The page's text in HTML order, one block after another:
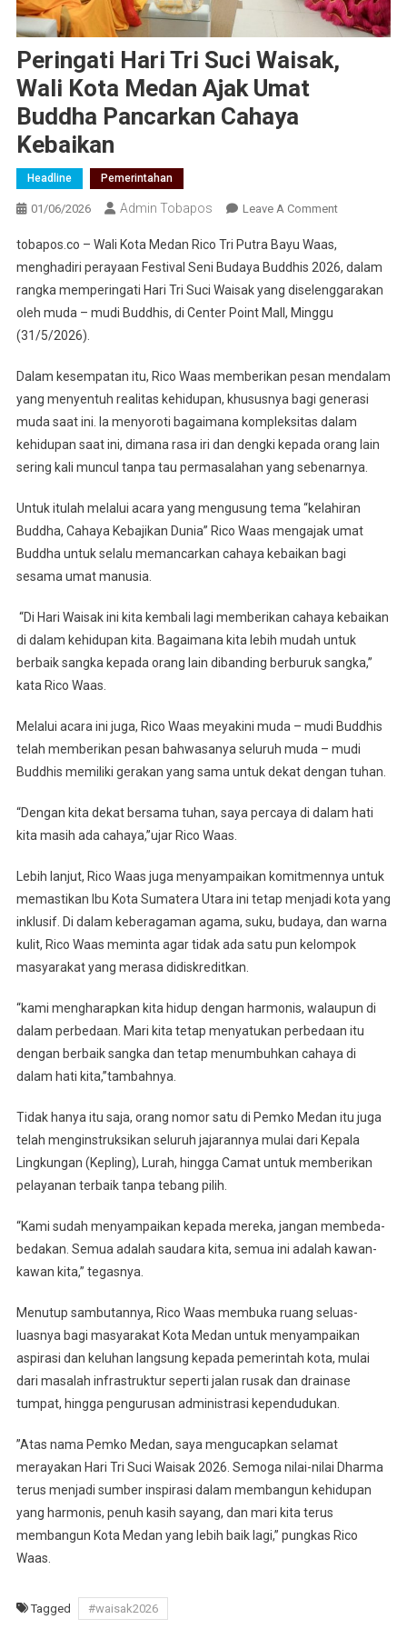
Peringati Hari Tri Suci Waisak,
Wali Kota Medan Ajak Umat
Buddha Pancarkan Cahaya
Kebaikan
Headline Pemerintahan
01/06/2026 Admin Tobapos Leave A CommentOn
Suci
Waisak,
Buddha
Pancarkan
Cahaya
Kebaikan
tobapos.co – Wali Kota Medan Rico Tri Putra Bayu Waas,
menghadiri perayaan Festival Seni Budaya Buddhis 2026, dalam
rangka memperingati Hari Tri Suci Waisak yang diselenggarakan
oleh muda – mudi Buddhis, di Center Point Mall, Minggu
(31/5/2026).
Dalam kesempatan itu, Rico Waas memberikan pesan mendalam
yang menyentuh realitas kehidupan, khususnya bagi generasi
muda saat ini. Ia menyoroti bagaimana kompleksitas dalam
kehidupan saat ini, dimana rasa iri dan dengki kepada orang lain
sering kali muncul tanpa tau permasalahan yang sebenarnya.
Untuk itulah melalui acara yang mengusung tema “kelahiran
Buddha, Cahaya Kebajikan Dunia” Rico Waas mengajak umat
Buddha untuk selalu memancarkan cahaya kebaikan bagi
sesama umat manusia.
“Di Hari Waisak ini kita kembali lagi memberikan cahaya kebaikan
di dalam kehidupan kita. Bagaimana kita lebih mudah untuk
berbaik sangka kepada orang lain dibanding berburuk sangka,”
kata Rico Waas.
Melalui acara ini juga, Rico Waas meyakini muda – mudi Buddhis
telah memberikan pesan bahwasanya seluruh muda – mudi
Buddhis memiliki gerakan yang sama untuk dekat dengan tuhan.
“Dengan kita dekat bersama tuhan, saya percaya di dalam hati
kita masih ada cahaya,”ujar Rico Waas.
Lebih lanjut, Rico Waas juga menyampaikan komitmennya untuk
memastikan Ibu Kota Sumatera Utara ini tetap menjadi kota yang
inklusif. Di dalam keberagaman agama, suku, budaya, dan warna
kulit, Rico Waas meminta agar tidak ada satu pun kelompok
masyarakat yang merasa didiskreditkan.
“kami mengharapkan kita hidup dengan harmonis, walaupun di
dalam perbedaan. Mari kita tetap menyatukan perbedaan itu
dengan berbaik sangka dan tetap menumbuhkan cahaya di
dalam hati kita,”tambahnya.
Tidak hanya itu saja, orang nomor satu di Pemko Medan itu juga
telah menginstruksikan seluruh jajarannya mulai dari Kepala
Lingkungan (Kepling), Lurah, hingga Camat untuk memberikan
pelayanan terbaik tanpa tebang pilih.
“Kami sudah menyampaikan kepada mereka, jangan membeda-
bedakan. Semua adalah saudara kita, semua ini adalah kawan-
kawan kita,” tegasnya.
Menutup sambutannya, Rico Waas membuka ruang seluas-
luasnya bagi masyarakat Kota Medan untuk menyampaikan
aspirasi dan keluhan langsung kepada pemerintah kota, mulai
dari masalah infrastruktur seperti jalan rusak dan drainase
tumpat, hingga pengurusan administrasi kependudukan.
​”Atas nama Pemko Medan, saya mengucapkan selamat
merayakan Hari Tri Suci Waisak 2026. Semoga nilai-nilai Dharma
terus menjadi sumber inspirasi dalam membangun kehidupan
yang harmonis, penuh kasih sayang, dan mari kita terus
membangun Kota Medan yang lebih baik lagi,” pungkas Rico
Waas.
Tagged #waisak2026